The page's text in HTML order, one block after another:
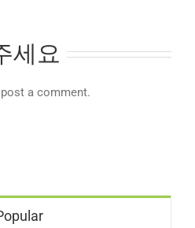
세요
a comment.